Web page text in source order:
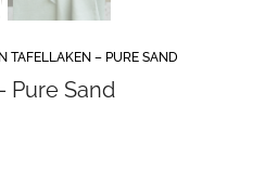
TAFELLAKEN – PURE SAND
Pure Sand